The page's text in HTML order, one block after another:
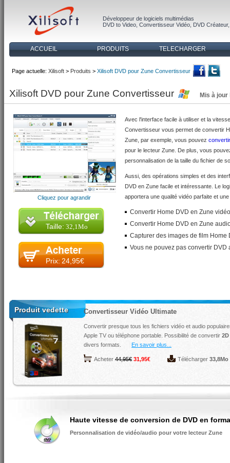
Développeur de logiciels multimédias
DVD to Video Convertisseur Vidéo DVD Créateur
ACCUEIL PRODUITS TELECHARGER
Page actuelle: Xilisoft > Produits > Xilisoft DVD pour Zune Convertisseur
Xilisoft DVD pour Zune Convertisseur Mis à jour
Cliquez pour agrandir
Taille: 32,1Mo
Prix: 24,95€
Avec l'interface facile à utiliser et la
Convertisseur vous permet de convertir
Zune, par exemple, vous pouvez
pour le lecteur Zune. De plus, vous
personnalisation de la taille du fichier de
Aussi, des opérations simples et des
DVD en Zune facile et intéressante. Le
apportera une qualité vidéo parfaite et
Convertir Home DVD en Zune
Convertir Home DVD en Zune
Capturer des images de film Home
Vous ne pouvez pas convertir DVD
Produit vedette Convertisseur Vidéo Ultimate
Convertir presque tous les fichiers vidéo et audio
Apple TV ou téléphone portable. Possibilité de convertir
divers formats.
En savoir plus...
Acheter 44,95€ 31,95€ Télécharger 33,8Mo
Haute vitesse de conversion de DVD en
Personnalisation de vidéo/audio pour votre lecteur Zune